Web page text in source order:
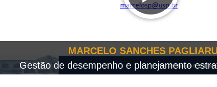
MARCELO SANCHES
Gestão de desempenho e planejamento